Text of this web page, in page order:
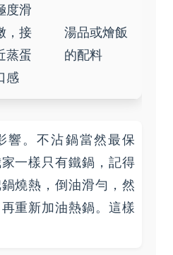
度滑
，接
蒸蛋
感
湯品或燴飯
的配料
響。不沾鍋當然最保
一樣只有鐵鍋，記得
燒熱，倒油滑勻，然
重新加油熱鍋。這樣